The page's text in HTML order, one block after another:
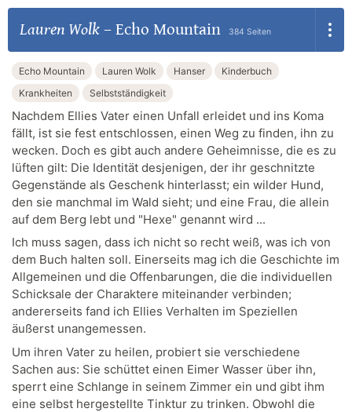
Lauren Wolk– Echo Mountain 384 Seiten
Echo Mountain Lauren Wolk Hanser
Kinderbuch
Krankheiten
Selbstständigkeit
Nachdem Ellies Vater einen Unfall erleidet und ins Koma
fällt, ist sie fest entschlossen, einen Weg zu finden, ihn zu
wecken. Doch es gibt auch andere Geheimnisse, die es zu
lüften gilt: Die Identität desjenigen, der ihr geschnitzte
Gegenstände als Geschenk hinterlasst; ein wilder Hund,
den sie manchmal im Wald sieht; und eine Frau, die allein
auf dem Berg lebt und "Hexe" genannt wird ...
Ich muss sagen, dass ich nicht so recht weiß, was ich von
dem Buch halten soll. Einerseits mag ich die Geschichte im
Allgemeinen und die Offenbarungen, die die individuellen
Schicksale der Charaktere miteinander verbinden;
andererseits fand ich Ellies Verhalten im Speziellen
äußerst unangemessen.
Um ihren Vater zu heilen, probiert sie verschiedene
Sachen aus: Sie schüttet einen Eimer Wasser über ihn,
sperrt eine Schlange in seinem Zimmer ein und gibt ihm
eine selbst hergestellte Tinktur zu trinken. Obwohl die